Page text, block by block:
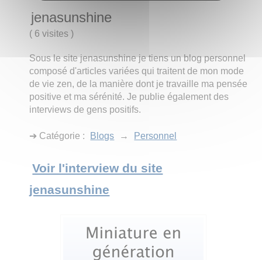
jenasunshine
( 6 visites)
Sous le site jenasunshine je tiens un blog personnel
composé d'articles variées qui traitent de mon mode
de vie zen, de la manière dont je travaille ma pensée
positive et ma sérénité. Je publie également des
interviews de gens positifs.
➔ Catégorie : Blogs → Personnel
Voir l'interview du site
jenasunshine